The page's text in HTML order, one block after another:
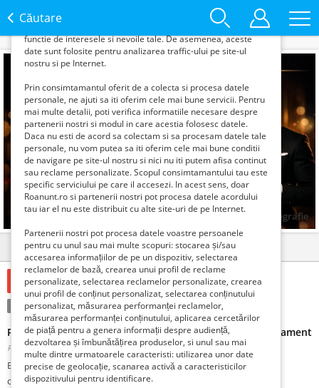
Căutare
fotografie
Detalii Contact
300 Lei
Condiție:Nou Tranzacţie:Vinde
Rasfata-ti simturile intr-o experienta de relaxare si rafinament
Romania, Bucuresti, Bucuresti, Publicat 1 săptămână în urmă în urmă
Eleganta, profesionalism si servicii dedicate celor care apreciaza
confortul si calitatea.
informatii din browserul tau pentru a-ti putea
functie de interesele si nevoile tale. De asemenea, aceste
date sunt folosite pentru analizarea traffic-ului pe site-ul
nostru si pe Internet.
Prin consimtamantul oferit de a colecta si procesa datele
personale, ne ajuti sa iti oferim cele mai bune servicii. Pentru
mai multe detalii, poti verifica informatiile necesare despre
partenerii nostri si modul in care acestia folosesc datele.
Daca nu esti de acord sa colectam si sa procesam datele tale
personale, nu vom putea sa iti oferim cele mai bune conditii
de navigare pe site-ul nostru si nici nu iti putem afisa continut
sau reclame personalizate. Scopul consimtamantului tau este
specific serviciului pe care il accesezi. In acest sens, doar
Roanunt.ro si partenerii nostri pot procesa datele acordului
tau iar el nu este distribuit cu alte site-uri de pe Internet.
Partenerii nostri pot procesa datele voastre persoanele
pentru cu unul sau mai multe scopuri: stocarea și/sau
accesarea informațiilor de pe un dispozitiv, selectarea
reclamelor de bază, crearea unui profil de reclame
personalizate, selectarea reclamelor personalizate, crearea
unui profil de conținut personalizat, selectarea conținutului
personalizat, măsurarea performanței reclamelor,
măsurarea performanței conținutului, aplicarea cercetărilor
de piață pentru a genera informații despre audiență,
dezvoltarea și îmbunătățirea produselor, si unul sau mai
multe dintre urmatoarele caracteristi: utilizarea unor date
precise de geolocație, scanarea activă a caracteristicilor
dispozitivului pentru identificare.